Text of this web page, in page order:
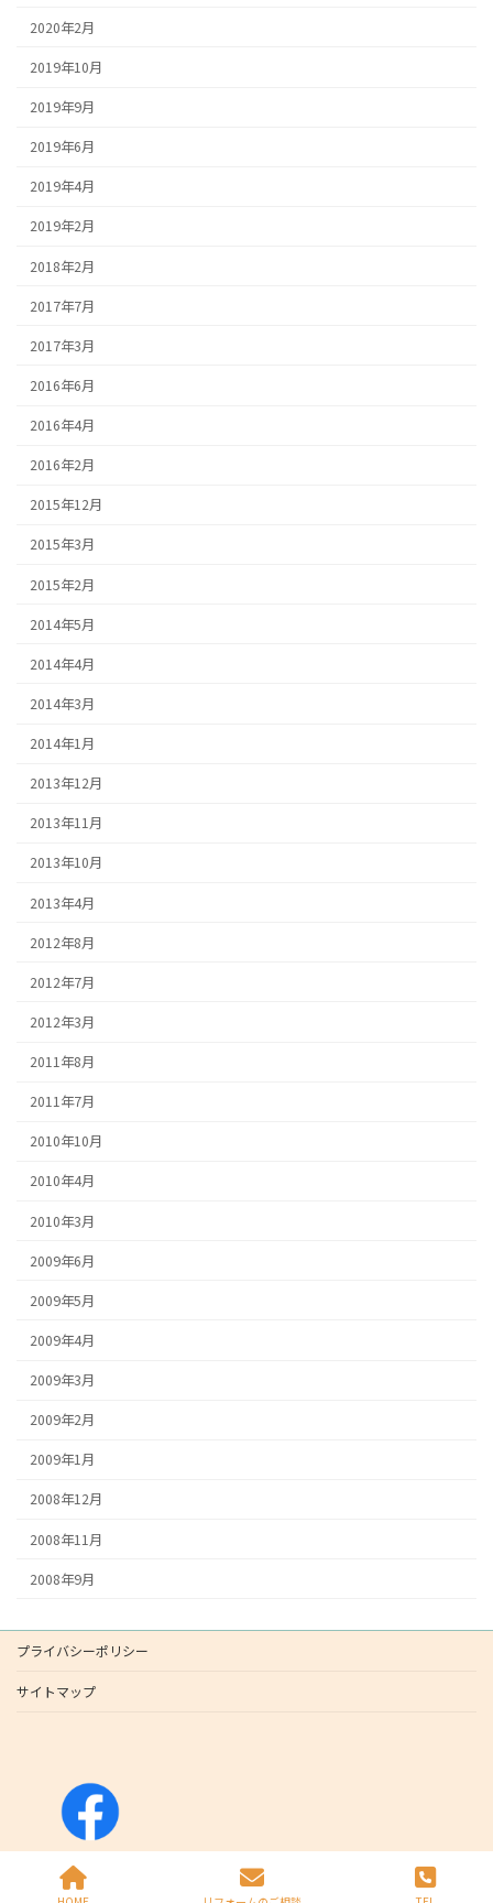
2020年2月
2019年10月
2019年9月
2019年6月
2019年4月
2019年2月
2018年2月
2017年7月
2017年3月
2016年6月
2016年4月
2016年2月
2015年12月
2015年3月
2015年2月
2014年5月
2014年4月
2014年3月
2014年1月
2013年12月
2013年11月
2013年10月
2013年4月
2012年8月
2012年7月
2012年3月
2011年8月
2011年7月
2010年10月
2010年4月
2010年3月
2009年6月
2009年5月
2009年4月
2009年3月
2009年2月
2009年1月
2008年12月
2008年11月
2008年9月
プライバシーポリシー
サイトマップ
Copyright © All Rights Reserved.